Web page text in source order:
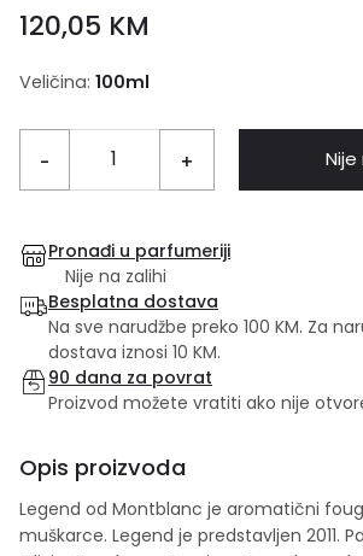
120,05 KM
Veličina: 100ml
- + Nije
Pronađi u parfumeriji
Nije na zalihi
Besplatna dostava
Na sve narudžbe preko 100 KM. Za
dostava iznosi 10 KM.
90 dana za povrat
Proizvod možete vratiti ako nije
Opis proizvoda
Legend od Montblanc je aromatični
muškarce. Legend je predstavljen 2011.